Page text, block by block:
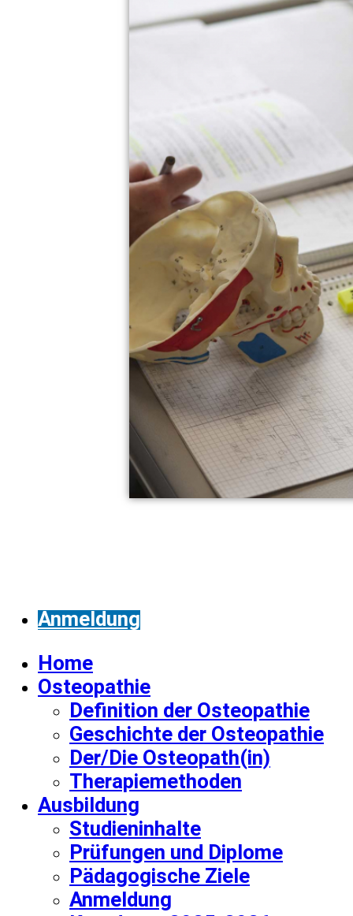
Anmeldung
Home
Osteopathie
Definition der Osteopathie
Geschichte der Osteopathie
Der/Die Osteopath(in)
Therapiemethoden
Ausbildung
Studieninhalte
Prüfungen und Diplome
Pädagogische Ziele
Anmeldung